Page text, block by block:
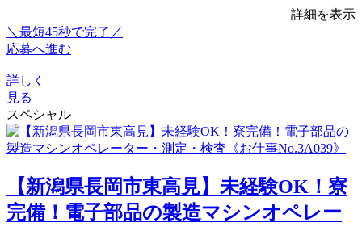
詳細を表示
＼最短45秒で完了／
応募へ進む
詳しく
見る
スペシャル
【新潟県長岡市東高見】未経験OK！寮
完備！電子部品の製造マシンオペレー